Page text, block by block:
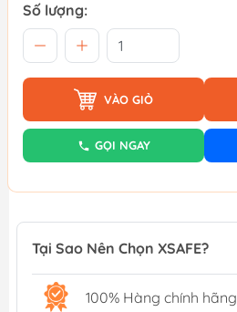
Số lượng:
VÀO GIỎ
GỌI NGAY
Tại Sao Nên Chọn XSAFE?
100% Hàng chính hãng